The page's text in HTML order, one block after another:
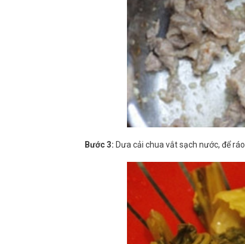
Bước 3: Dưa cải chua vắt sạch nước, để ráo.